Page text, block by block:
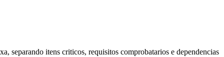
separando itens criticos, requisitos comprobatarios e dependencias